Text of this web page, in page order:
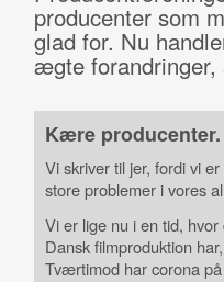
producenter som
glad for. Nu
ægte forandringer,
Kære producenter.
Vi skriver til jer, fordi vi
store problemer i vores
Vi er lige nu i en tid,
Dansk filmproduktion
Tværtimod har corona